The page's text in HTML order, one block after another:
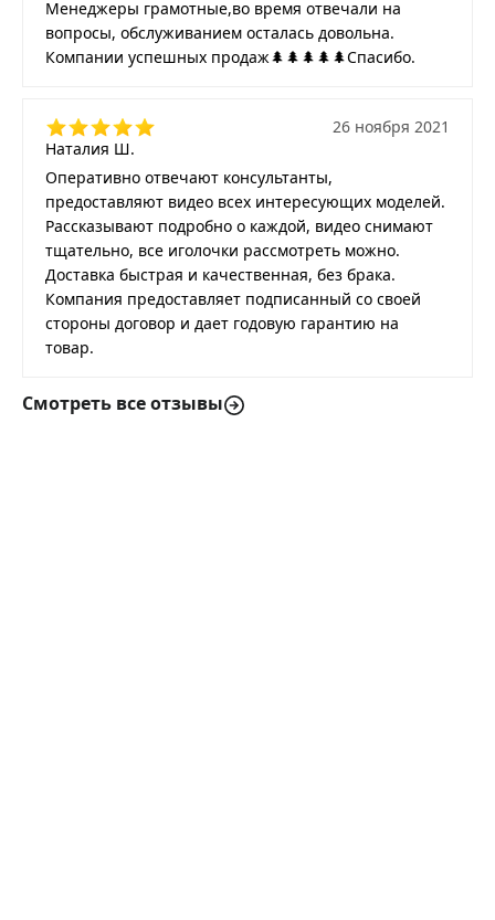
Менеджеры грамотные,во время отвечали на
вопросы, обслуживанием осталась довольна.
Компании успешных продаж🌲🌲🌲🌲🌲Спасибо.
Наталия Ш.
26 ноября 2021
Оперативно отвечают консультанты,
предоставляют видео всех интересующих моделей.
Рассказывают подробно о каждой, видео снимают
тщательно, все иголочки рассмотреть можно.
Доставка быстрая и качественная, без брака.
Компания предоставляет подписанный со своей
стороны договор и дает годовую гарантию на
товар.
Смотреть все отзывы